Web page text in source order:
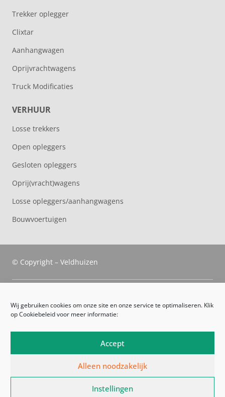
Wij gebruiken cookies om onze site en onze service te optimaliseren. Klik
op Cookiebeleid voor meer informatie:
Accept
Alleen noodzakelijk
Instellingen
Trekker oplegger
Clixtar
Aanhangwagen
Oprijvrachtwagens
Truck Modificaties
VERHUUR
Losse trekkers
Open opleggers
Gesloten opleggers
Oprij(vracht)wagens
Losse opleggers/aanhangwagens
Bouwvoertuigen
© Copyright – Veldhuizen
Veldhuizen Trucks
Route
Algemene voorwaarden